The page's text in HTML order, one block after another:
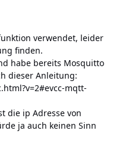
verwendet, leider
finden.
habe bereits Mosquitto
dieser Anleitung:
mqtt-
die ip Adresse von
ja auch keinen Sinn